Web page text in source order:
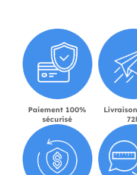
Paiement 100%
sécurisé